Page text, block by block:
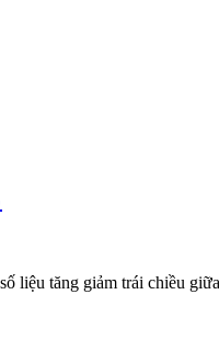
liệu tăng giảm trái chiều